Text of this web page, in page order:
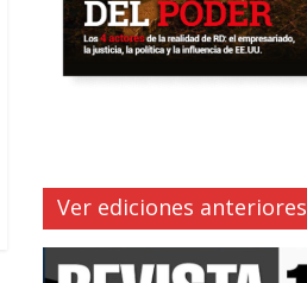
Ver ediciones anteriores